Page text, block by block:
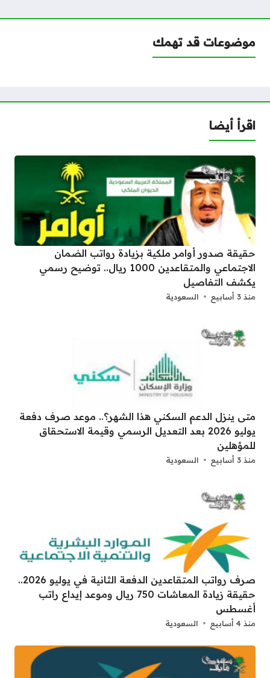
موضوعات قد تهمك
اقرأ أيضا
حقيقة صدور أوامر ملكية بزيادة رواتب الضمان
الاجتماعي والمتقاعدين 1000 ريال.. توضيح رسمي
يكشف التفاصيل
منذ 3 أسابيع السعودية
متى ينزل الدعم السكني هذا الشهر؟.. موعد صرف دفعة
يوليو 2026 بعد التعديل الرسمي وقيمة الاستحقاق
للمؤهلين
منذ 3 أسابيع السعودية
صرف رواتب المتقاعدين الدفعة الثانية في يوليو 2026..
حقيقة زيادة المعاشات 750 ريال وموعد إيداع راتب
أغسطس
منذ 4 أسابيع السعودية